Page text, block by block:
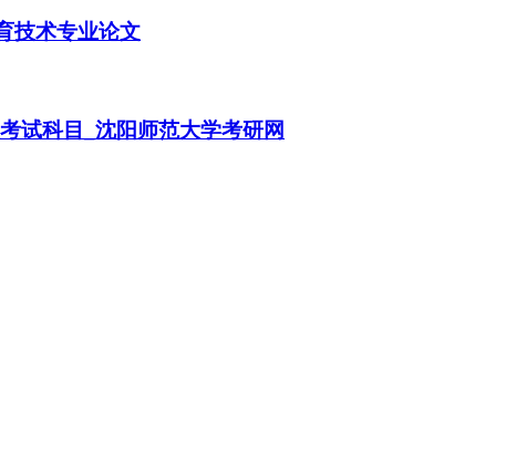
技术专业论文
试科目_沈阳师范大学考研网